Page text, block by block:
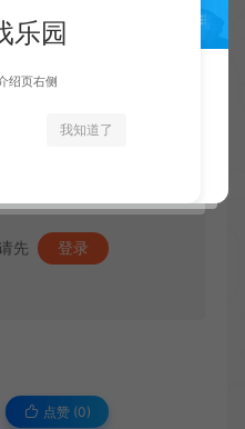
先 登录
点赞 (0)
乐园
绍页右侧
我知道了